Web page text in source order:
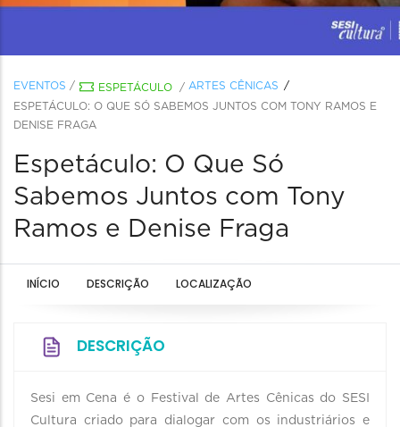
EVENTOS / ESPETÁCULO / ARTES CÊNICAS
ESPETÁCULO: O QUE SÓ SABEMOS JUNTOS COM TONY RAMOS E
DENISE FRAGA
Espetáculo: O Que Só
Sabemos Juntos com Tony
Ramos e Denise Fraga
INÍCIO DESCRIÇÃO LOCALIZAÇÃO
DESCRIÇÃO
Sesi em Cena é o Festival de Artes Cênicas do SESI
Cultura criado para dialogar com os industriários e